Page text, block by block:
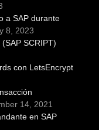
a SAP durante
8, 2023
SCRIPT)
con LetsEncrypt
14, 2021
en SAP